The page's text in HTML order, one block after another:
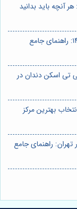
آنچه باید بدانید
⭐️ هزینه CBCT دندان برای ایمپلنت ۱۴۰۳: راهنمای جامع
تی اسکن دندان در
بهترین مرکز
راهنمای جامع